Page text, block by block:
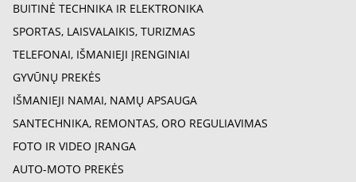
BUITINĖ TECHNIKA IR ELEKTRONIKA
SPORTAS, LAISVALAIKIS, TURIZMAS
TELEFONAI, IŠMANIEJI ĮRENGINIAI
GYVŪNŲ PREKĖS
IŠMANIEJI NAMAI, NAMŲ APSAUGA
SANTECHNIKA, REMONTAS, ORO REGULIAVIMAS
FOTO IR VIDEO ĮRANGA
AUTO-MOTO PREKĖS